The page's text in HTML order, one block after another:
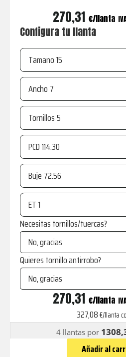
270,31 €
Configura tu llanta
Tamano
Ancho
Tornillos
PCD
Buje
ET
Necesitas tornillos/tuercas?
Quieres tornillo antirrobo?
CHROME
PLATED
270,31 €
327,08€/llanta
4 llantas por
Añadir al